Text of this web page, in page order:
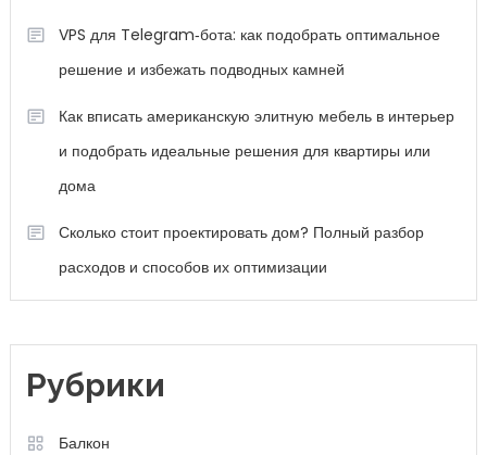
VPS для Telegram‑бота: как подобрать оптимальное
решение и избежать подводных камней
Как вписать американскую элитную мебель в интерьер
и подобрать идеальные решения для квартиры или
дома
Сколько стоит проектировать дом? Полный разбор
расходов и способов их оптимизации
Рубрики
Балкон